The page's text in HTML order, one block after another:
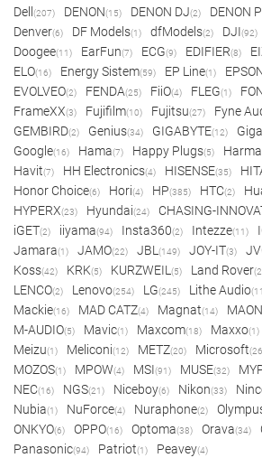
Dell (207) DENON(15) DENON DJ(2) DENON
Denver(6) DF Models(1) dfModels(2) DJI(92)
Doogee(11) EarFun(7) ECG(9) EDIFIER(8)
ELO(16) Energy Sistem(59) EP Line(1)
EVOLVEO(2) FENDA(25) FiiO(4) FLEG(1)
FrameXX(3) Fujifilm(10) Fujitsu(27) Fyne
GEMBIRD(2) Genius(34) GIGABYTE(12)
Google(16) Hama(7) Happy Plugs(5)
Havit(7) HH Electronics(4) HISENSE(35)
Honor Choice(6) Hori(4) HP(385) HTC(2)
HYPERX(23) Hyundai(24) CHASING-
iGET(2) iiyama(94) Insta360(2) Intezze(11)
Jamara(1) JAMO(22) JBL (149) JOY-IT(3)
Koss(42) KRK(5) KURZWEIL (5) Land Rover
LENCO(2) Lenovo(254) LG(245) Lithe Audio
Mackie(16) MAD CATZ(4) Magnat(14)
M-AUDIO(5) Mavic(1) Maxcom(18) Maxxo(1)
Meizu(1) Meliconi(12) METZ(20) Microsoft
MOZOS(1) MPOW(4) MSI(91) MUSE(32)
NEC(16) NGS(21) Niceboy(6) Nikon(33)
Nubia(1) NuForce(4) Nuraphone(2)
ONKYO(6) OPPO(16) Optoma(38) Orava(34)
Panasonic(94) Patriot(1) Peavey(4)